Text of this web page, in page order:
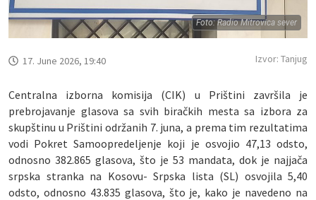
Foto: Radio Mitrovica sever
17. June 2026, 19:40 Izvor: Tanjug
Centralna izborna komisija (CIK) u Prištini završila je
prebrojavanje glasova sa svih biračkih mesta sa izbora za
skupštinu u Prištini održanih 7. juna, a prema tim rezultatima
vodi Pokret Samoopredeljenje koji je osvojio 47,13 odsto,
odnosno 382.865 glasova, što je 53 mandata, dok je najjača
srpska stranka na Kosovu- Srpska lista (SL) osvojila 5,40
odsto, odnosno 43.835 glasova, što je, kako je navedeno na